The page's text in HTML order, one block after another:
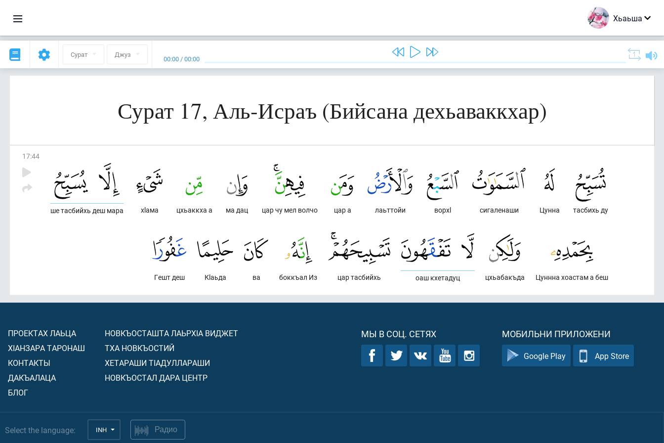
Хьаьша
Сурат Джуз 00:00 /00:00
Сурат 17, Аль-Исраъ (Бийсана дехьаваккхар)
17:44
тасбихь ду
Цунна
сигаленаши
ворхl
лаьттойи
цар а
цар чу мел волчо
ма дац
цхьаккха а
хlама
ше тасбийхь деш мара
Цуннна хоастам а беш
цхьабакъда
оаш кхетадуц
цар тасбийхь
боккъал Из
ва
Кlаьда
Гешт деш
ПРОЕКТАХ ЛАЬЦА
ХIАНЗАРА ТАРОНАШ
КОНТАКТЫ
ДАКЪАЛАЦА
БЛОГ
НОВКЪОСТАШТА ЛАЬРХIА ВИДЖЕТ
ТХА НОВКЪОСТИЙ
ХЕТАРАШИ ТIАДУЛЛАРАШИ
НОВКЪОСТАЛ ДАРА ЦЕНТР
МЫ В СОЦ. СЕТЯХ МОБИЛЬНИ ПРИЛОЖЕНИ
Google Play App Store
Select the language: INH Радио